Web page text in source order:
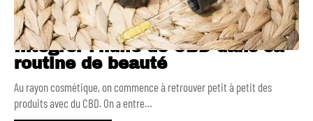
Intégrer l’huile de CBD dans sa
routine de beauté
Au rayon cosmétique, on commence à retrouver petit à petit des
produits avec du CBD. On a entre…